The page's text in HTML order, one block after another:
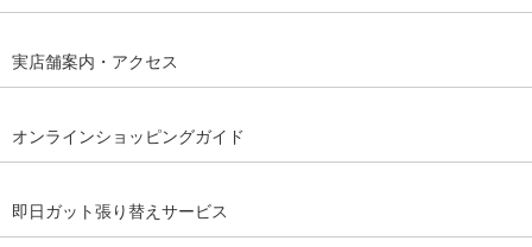
実店舗案内・アクセス
オンラインショッピングガイド
即日ガット張り替えサービス